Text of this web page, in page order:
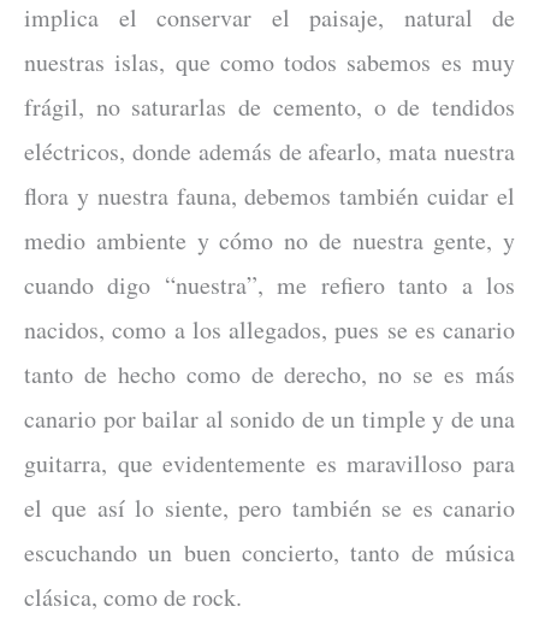
implica el conservar el paisaje, natural de
nuestras islas, que como todos sabemos es muy
frágil, no saturarlas de cemento, o de tendidos
eléctricos, donde además de afearlo, mata nuestra
flora y nuestra fauna, debemos también cuidar el
medio ambiente y cómo no de nuestra gente, y
cuando digo “nuestra”, me refiero tanto a los
nacidos, como a los allegados, pues se es canario
tanto de hecho como de derecho, no se es más
canario por bailar al sonido de un timple y de una
guitarra, que evidentemente es maravilloso para
el que así lo siente, pero también se es canario
escuchando un buen concierto, tanto de música
clásica, como de rock.